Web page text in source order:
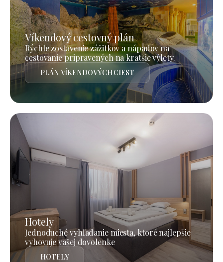
Víkendový cestovný plán
Rýchle zostavenie zážitkov a nápadov na
cestovanie pripravených na kratšie výlety.
PLÁN VÍKENDOVÝCH CIEST
Hotely
Jednoduché vyhľadanie miesta, ktoré najlepšie
vyhovuje vašej dovolenke
HOTELY